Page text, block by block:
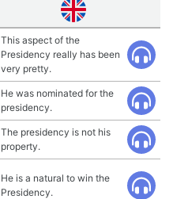
This aspect of the
Presidency really has been
very pretty.
He was nominated for the
presidency.
The presidency is not his
property.
He is a natural to win the
Presidency.